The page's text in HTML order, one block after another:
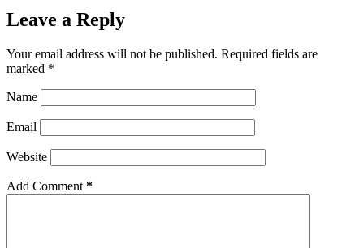
Leave a Reply
Your email address will not be published. Required fields are
marked *
Name
Email
Website
Add Comment *